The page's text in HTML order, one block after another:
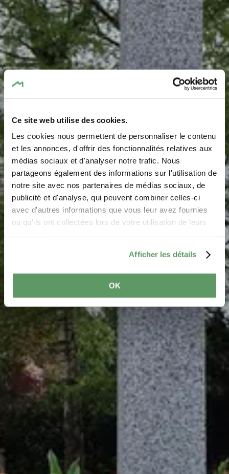
Ce site web utilise des cookies.
Les cookies nous permettent de personnaliser le contenu
et les annonces, d'offrir des fonctionnalités relatives aux
médias sociaux et d'analyser notre trafic. Nous
partageons également des informations sur l'utilisation de
notre site avec nos partenaires de médias sociaux, de
publicité et d'analyse, qui peuvent combiner celles-ci
avec d'autres informations que vous leur avez fournies
ou qu'ils ont collectées lors de votre utilisation de leurs
Afficher les détails
OK
Mémorial Rosport
Où? 7, rue Henri Tudor, L-6582 Rosport